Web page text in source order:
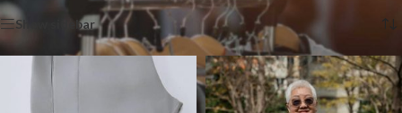
Show sidebar